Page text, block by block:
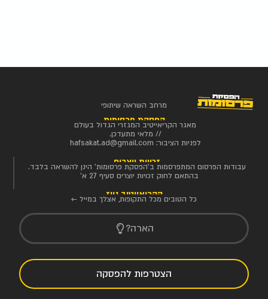
מרחב השראה שיתופי
הפסקת פרסומות
מאגר הקריאייטיב המגזרי הגדול בעולם
// מלאי מתעדכן.
לפניות הציבור: hafsakat.ad@gmail.com
זכויות יוצרים
עבודות הפרסום המתפרסמות ב'הפסקת פרסומות' הינן להשראה בלבד.
בהתאם לחוק זכויות יוצרים סעיף 27 א'
הקריאייטיב ניוז
כל הטובים מכל התקופות, אצלך במייל ←
הארה?
הצטרפות להפסקה